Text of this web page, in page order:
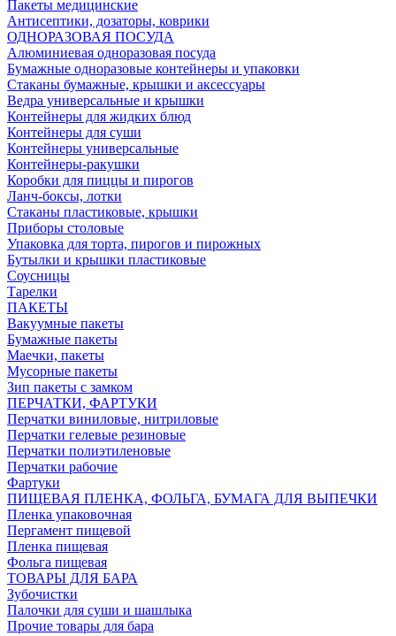
Пакеты медицинские
Антисептики, дозаторы, коврики
ОДНОРАЗОВАЯ ПОСУДА
Алюминиевая одноразовая посуда
Бумажные одноразовые контейнеры и упаковки
Стаканы бумажные, крышки и аксессуары
Ведра универсальные и крышки
Контейнеры для жидких блюд
Контейнеры для суши
Контейнеры универсальные
Контейнеры-ракушки
Коробки для пиццы и пирогов
Ланч-боксы, лотки
Стаканы пластиковые, крышки
Приборы столовые
Упаковка для торта, пирогов и пирожных
Бутылки и крышки пластиковые
Соусницы
Тарелки
ПАКЕТЫ
Вакуумные пакеты
Бумажные пакеты
Маечки, пакеты
Мусорные пакеты
Зип пакеты с замком
ПЕРЧАТКИ, ФАРТУКИ
Перчатки виниловые, нитриловые
Перчатки гелевые резиновые
Перчатки полиэтиленовые
Перчатки рабочие
Фартуки
ПИЩЕВАЯ ПЛЕНКА, ФОЛЬГА, БУМАГА ДЛЯ ВЫПЕЧКИ
Пленка упаковочная
Пергамент пищевой
Пленка пищевая
Фольга пищевая
ТОВАРЫ ДЛЯ БАРА
Зубочистки
Палочки для суши и шашлыка
Прочие товары для бара